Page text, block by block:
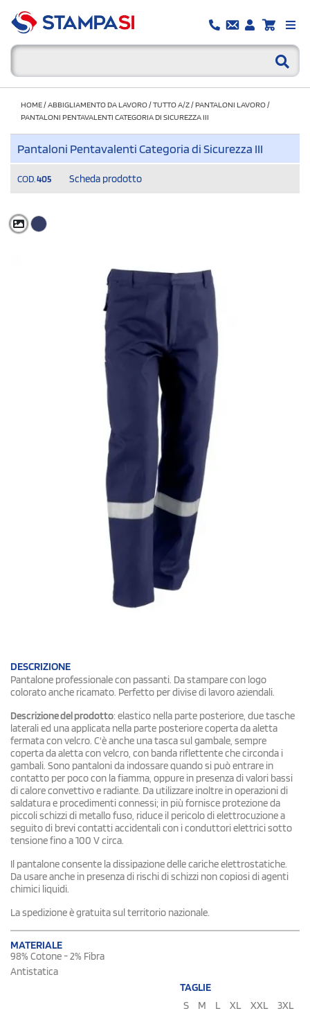
HOME/ABBIGLIAMENTO DA LAVORO/TUTTO A/Z/PANTALONI LAVORO/
PANTALONI PENTAVALENTI CATEGORIA DI SICUREZZA III
Pantaloni Pentavalenti Categoria di Sicurezza III
COD. 405 Scheda prodotto
DESCRIZIONE
Pantalone professionale con passanti. Da stampare con logo
colorato anche ricamato. Perfetto per divise di lavoro aziendali.
Descrizione del prodotto: elastico nella parte posteriore, due tasche
laterali ed una applicata nella parte posteriore coperta da aletta
fermata con velcro. C'è anche una tasca sul gambale, sempre
coperta da aletta con velcro, con banda riflettente che circonda i
gambali. Sono pantaloni da indossare quando si può entrare in
contatto per poco con la fiamma, oppure in presenza di valori bassi
di calore convettivo e radiante. Da utilizzare inoltre in operazioni di
saldatura e procedimenti connessi; in più fornisce protezione da
piccoli schizzi di metallo fuso, riduce il pericolo di elettrocuzione a
seguito di brevi contatti accidentali con i conduttori elettrici sotto
tensione fino a 100 V circa.
Il pantalone consente la dissipazione delle cariche elettrostatiche.
Da usare anche in presenza di rischi di schizzi non copiosi di agenti
chimici liquidi.
La spedizione è gratuita sul territorio nazionale.
MATERIALE
98% Cotone - 2% Fibra
Antistatica
TAGLIE
S
M L XL XXL 3XL